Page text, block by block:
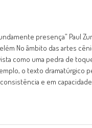
presença” Paul
No âmbito das artes
como uma pedra de
o texto dramatúrgico
e em